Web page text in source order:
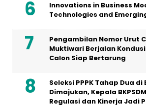
Innovations in Business
Technologies and
Pengambilan Nomor Urut
Muktiwari Berjalan
Calon Siap Bertarung
Seleksi PPPK Tahap Dua di
Dimajukan, Kepala
Regulasi dan Kinerja Jadi